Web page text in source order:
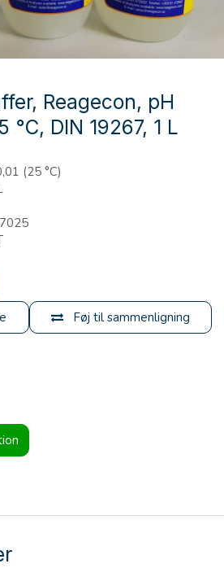
Reagecon, pH
°C, DIN 19267, 1 L
(25 °C)
Føj til sammenligning